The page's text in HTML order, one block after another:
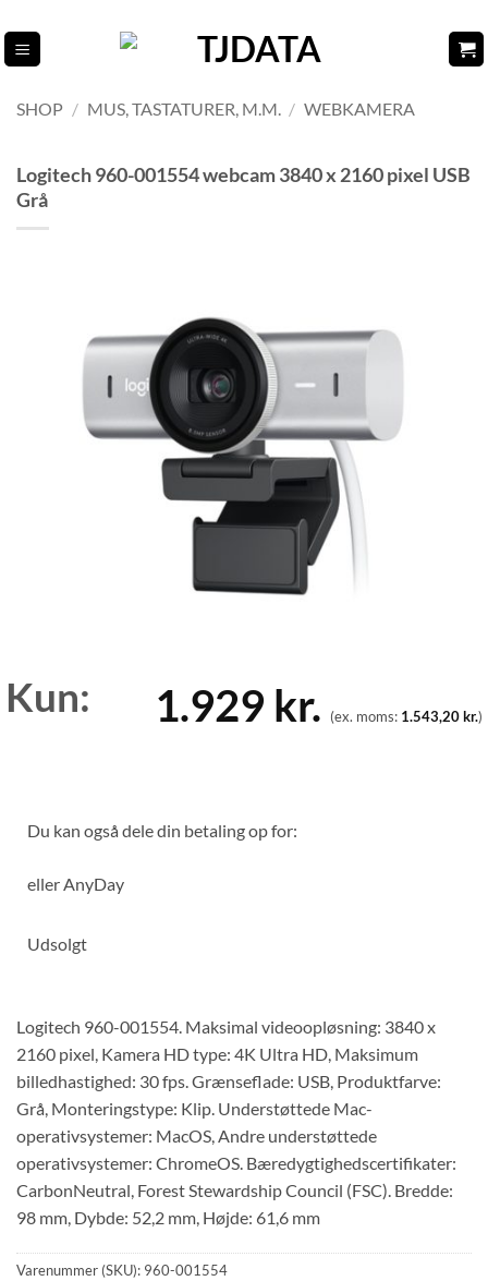
til
indhold
SHOP / MUS, TASTATURER, M.M. / WEBKAMERA
Logitech 960-001554 webcam 3840 x 2160 pixel USB
Grå
Kun: 1.929 kr. (ex. moms: 1.543,20kr.)
Du kan også dele din betaling op for:
eller AnyDay
Udsolgt
Logitech 960-001554. Maksimal videoopløsning: 3840 x
2160 pixel, Kamera HD type: 4K Ultra HD, Maksimum
billedhastighed: 30 fps. Grænseflade: USB, Produktfarve:
Grå, Monteringstype: Klip. Understøttede Mac-
operativsystemer: MacOS, Andre understøttede
operativsystemer: ChromeOS. Bæredygtighedscertifikater:
CarbonNeutral, Forest Stewardship Council (FSC). Bredde:
98 mm, Dybde: 52,2 mm, Højde: 61,6 mm
Varenummer (SKU): 960-001554